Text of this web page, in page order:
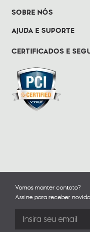
SOBRE NÓS
AJUDA E SUPORTE
CERTIFICADOS E
Vamos manter contato?
Assine para receber